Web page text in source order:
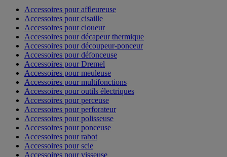
Accessoires pour affleureuse
Accessoires pour cisaille
Accessoires pour cloueur
Accessoires pour décapeur thermique
Accessoires pour découpeur-ponceur
Accessoires pour défonceuse
Accessoires pour Dremel
Accessoires pour meuleuse
Accessoires pour multifonctions
Accessoires pour outils électriques
Accessoires pour perceuse
Accessoires pour perforateur
Accessoires pour polisseuse
Accessoires pour ponceuse
Accessoires pour rabot
Accessoires pour scie
Accessoires pour visseuse